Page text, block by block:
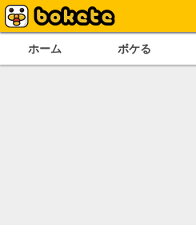
ホーム ボケる